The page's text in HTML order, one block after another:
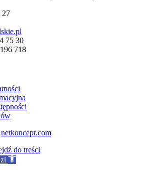
27
75 30
718
netkoncept.com
do treści